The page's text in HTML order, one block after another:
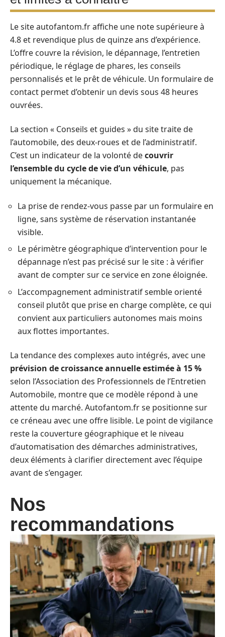
Le site autofantom.fr affiche une note supérieure à
4.8 et revendique plus de quinze ans d’expérience.
L’offre couvre la révision, le dépannage, l’entretien
périodique, le réglage de phares, les conseils
personnalisés et le prêt de véhicule. Un formulaire de
contact permet d’obtenir un devis sous 48 heures
ouvrées.
La section « Conseils et guides » du site traite de
l’automobile, des deux-roues et de l’administratif.
C’est un indicateur de la volonté decouvrir
l’ensemble du cycle de vie d’un véhicule, pas
uniquement la mécanique.
La prise de rendez-vous passe par un formulaire en
ligne, sans système de réservation instantanée
visible.
Le périmètre géographique d’intervention pour le
dépannage n’est pas précisé sur le site : à vérifier
avant de compter sur ce service en zone éloignée.
L’accompagnement administratif semble orienté
conseil plutôt que prise en charge complète, ce qui
convient aux particuliers autonomes mais moins
aux flottes importantes.
La tendance des complexes auto intégrés, avec une
prévision de croissance annuelle estimée à 15 %
selon l’Association des Professionnels de l’Entretien
Automobile, montre que ce modèle répond à une
attente du marché. Autofantom.fr se positionne sur
ce créneau avec une offre lisible. Le point de vigilance
reste la couverture géographique et le niveau
d’automatisation des démarches administratives,
deux éléments à clarifier directement avec l’équipe
avant de s’engager.
Nos
recommandations